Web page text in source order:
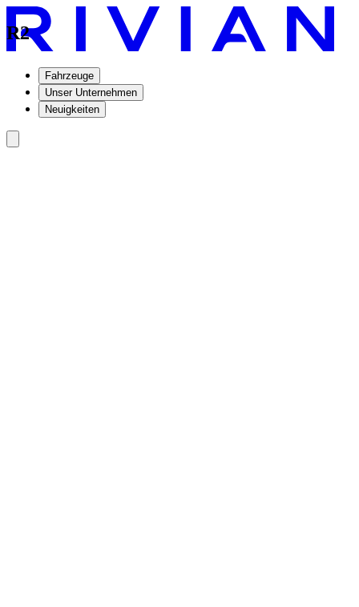
Fahrzeuge
Unser Unternehmen
Neuigkeiten
R2